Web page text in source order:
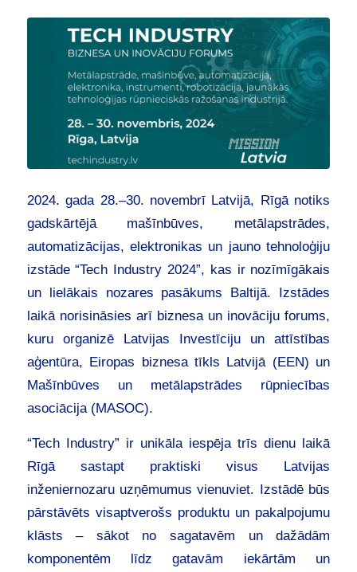
2024. gada 28.–30. novembrī Latvijā, Rīgā notiks
gadskārtējā mašīnbūves, metālapstrādes,
automatizācijas, elektronikas un jauno tehnoloģiju
izstāde “Tech Industry 2024”, kas ir nozīmīgākais
un lielākais nozares pasākums Baltijā. Izstādes
laikā norisināsies arī biznesa un inovāciju forums,
kuru organizē Latvijas Investīciju un attīstības
aģentūra, Eiropas biznesa tīkls Latvijā (EEN) un
Mašīnbūves un metālapstrādes rūpniecības
asociācija (MASOC).
“Tech Industry” ir unikāla iespēja trīs dienu laikā
Rīgā sastapt praktiski visus Latvijas
inženiernozaru uzņēmumus vienuviet. Izstādē būs
pārstāvēts visaptverošs produktu un pakalpojumu
klāsts – sākot no sagatavēm un dažādām
komponentēm līdz gatavām iekārtām un